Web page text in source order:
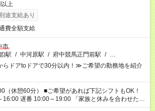
上
途支給あり
費全額支給
市
)駅 / 中河原駅 / 府中競馬正門前駅 / …
ドアtoドアで30分以内！≫ご希望の勤務地を紹介
ご希望があれば下記シフトもOK！
番 10:00～19:00 「家族と休みを合わせた
を持って夕飯の準備がしたい」 「できれば残業はし